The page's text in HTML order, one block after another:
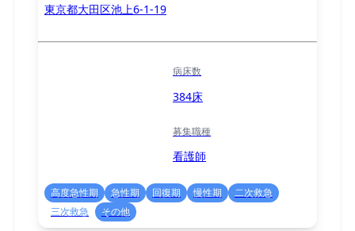
東京都大田区池上6-1-19
病床数
384床
募集職種
看護師
高度急性期 急性期 回復期 慢性期
二次救急
三次救急
その他